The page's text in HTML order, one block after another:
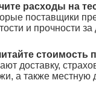
расходы на
поставщики
и прочности
стоимость
доставку,
а также местную